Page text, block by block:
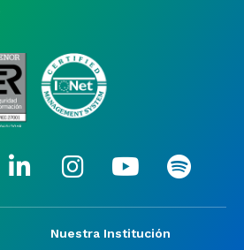
Nuestra Institución